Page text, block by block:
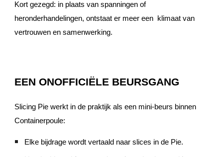
Kort gezegd: in plaats van spanningen of
heronderhandelingen, ontstaat er meer een klimaat van
vertrouwen en samenwerking.
EEN ONOFFICIËLE BEURSGANG
Slicing Pie werkt in de praktijk als een mini-beurs binnen
Containerpoule:
Elke bijdrage wordt vertaald naar slices in de Pie.